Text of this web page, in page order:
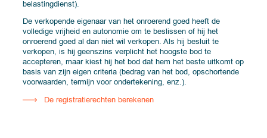
belastingdienst).
De verkopende eigenaar van het onroerend goed heeft de
volledige vrijheid en autonomie om te beslissen of hij het
onroerend goed al dan niet wil verkopen. Als hij besluit te
verkopen, is hij geenszins verplicht het hoogste bod te
accepteren, maar kiest hij het bod dat hem het beste uitkomt op
basis van zijn eigen criteria (bedrag van het bod, opschortende
voorwaarden, termijn voor ondertekening, enz.).
De registratierechten berekenen